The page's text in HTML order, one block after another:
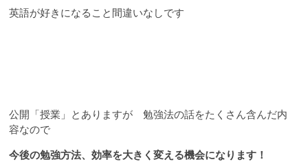
英語が好きになること間違いなしです
公開「授業」とありますが 勉強法の話をたくさん含んだ内
容なので
今後の勉強方法、効率を大きく変える機会になります！